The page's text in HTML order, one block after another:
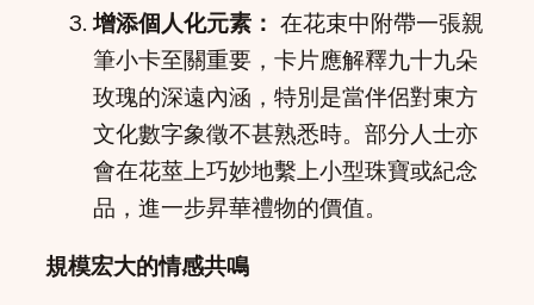
增添個人化元素： 在花束中附帶一張親
筆小卡至關重要，卡片應解釋九十九朵
玫瑰的深遠內涵，特別是當伴侶對東方
文化數字象徵不甚熟悉時。部分人士亦
會在花莖上巧妙地繫上小型珠寶或紀念
品，進一步昇華禮物的價值。
規模宏大的情感共鳴